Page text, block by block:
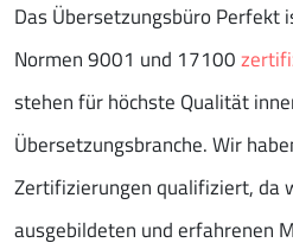
Das Übersetzungsbüro Perfekt
Normen 9001 und 17100
stehen für höchste Qualität
Übersetzungsbranche. Wir
Zertifizierungen qualifiziert, da
ausgebildeten und erfahrenen